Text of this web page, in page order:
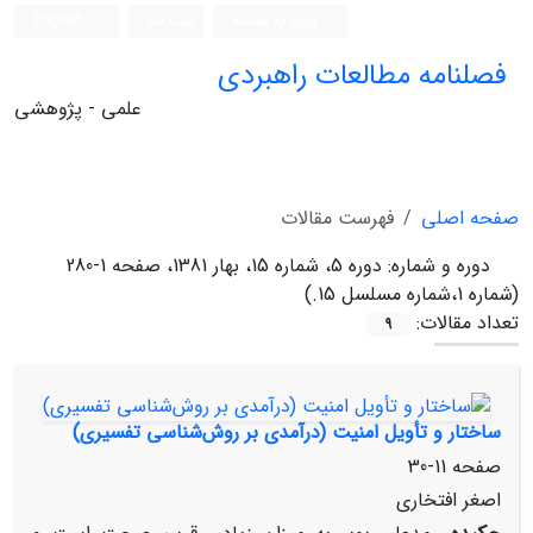
فصلنامه مطالعات راهبردی
علمی - پژوهشی
صفحه اصلی
فهرست مقالات
دوره و شماره:
دوره 5، شماره 15، بهار 1381، صفحه 1-280
(شماره 1،شماره مسلسل 15.)
تعداد مقالات:
9
ساختار و تأویل‌ امنیت‌ (درآمدی‌ بر روش‌شناسی‌ تفسیری‌)
صفحه 11-30
اصغر افتخاری